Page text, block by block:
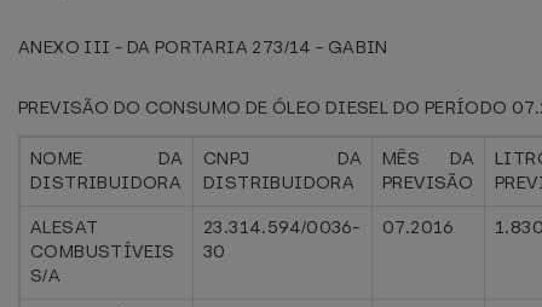
ANEXO III - DA PORTARIA 273/14 - GABIN
PREVISÃO DO CONSUMO DE ÓLEO DIESEL DO PERÍODO
NOME DA
DISTRIBUIDORA
CNPJ DA
DISTRIBUIDORA
MÊS DA
PREVISÃO
ALESAT
COMBUSTÍVEIS
S/A
23.314.594/0036-
30
07.2016